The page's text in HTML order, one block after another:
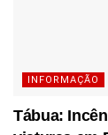
INFORMAÇÃO
Tábua: